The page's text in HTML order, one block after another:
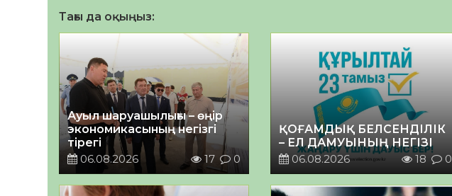
Тағы да оқыңыз:
Ауыл шаруашылығы – өңір
экономикасының негізгі
тірегі
06.08.2026
17 0
ҚОҒАМДЫҚ БЕЛСЕНДІЛІК
– ЕЛ ДАМУЫНЫҢ НЕГІЗІ
06.08.2026
18 0